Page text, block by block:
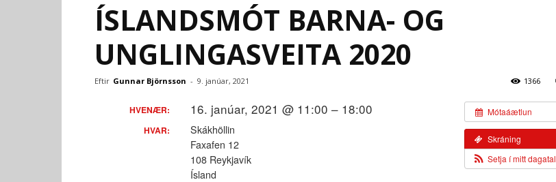
ÍSLANDSMÓT BARNA- OG
UNGLINGASVEITA 2020
Eftir Gunnar Björnsson - 9. janúar, 2021 1366
Mótaáætlun
Skráning
Setja í mitt dagatal
HVENÆR: 16. janúar, 2021 @ 11:00 – 18:00
HVAR:
Skákhöllin
Faxafen 12
108 Reykjavík
Ísland